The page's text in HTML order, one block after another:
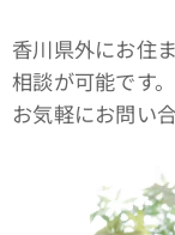
香川県外にお住
相談が可能です。
お気軽にお問い